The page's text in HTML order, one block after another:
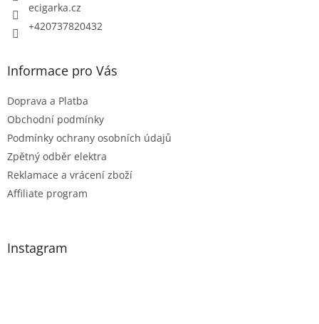
u
ecigarka.cz
+420737820432
Informace pro Vás
Doprava a Platba
Obchodní podmínky
Podmínky ochrany osobních údajů
Zpětný odběr elektra
Reklamace a vrácení zboží
Affiliate program
Instagram